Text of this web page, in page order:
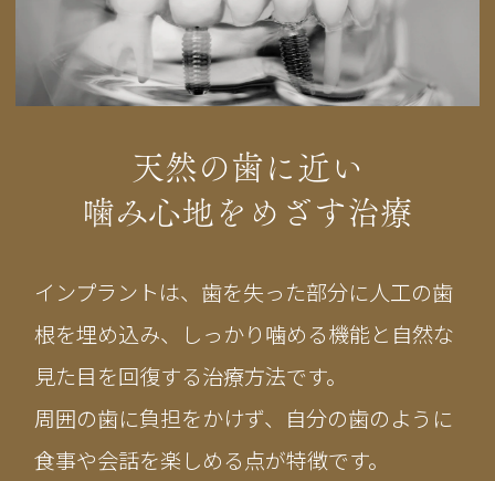
天然の歯に近い
噛み心地をめざす治療
インプラントは、歯を失った部分に人工の歯
根を埋め込み、しっかり噛める機能と自然な
見た目を回復する治療方法です。
周囲の歯に負担をかけず、自分の歯のように
食事や会話を楽しめる点が特徴です。